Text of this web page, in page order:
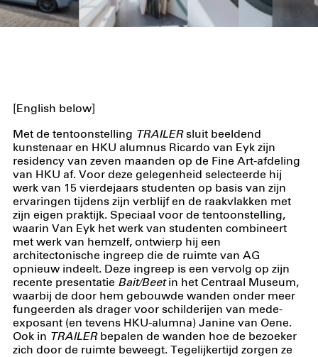
[English below]
Met de tentoonstelling TRAILERsluit beeldend
kunstenaar en HKU alumnus Ricardo van Eyk zijn
residency van zeven maanden op de Fine Art-afdeling
van HKU af. Voor deze gelegenheid selecteerde hij
werk van 15 vierdejaars studenten op basis van zijn
ervaringen tijdens zijn verblijf en de raakvlakken met
zijn eigen praktijk. Speciaal voor de tentoonstelling,
waarin Van Eyk het werk van studenten combineert
met werk van hemzelf, ontwierp hij een
architectonische ingreep die de ruimte van AG
opnieuw indeelt. Deze ingreep is een vervolg op zijn
recente presentatie Bait/Beetin het Centraal Museum,
waarbij de door hem gebouwde wanden onder meer
fungeerden als drager voor schilderijen van mede-
exposant (en tevens HKU-alumna) Janine van Oene.
Ook in TRAILERbepalen de wanden hoe de bezoeker
zich door de ruimte beweegt. Tegelijkertijd zorgen ze